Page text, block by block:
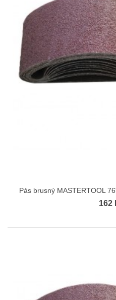
Pás brusný MASTERTOOL
162